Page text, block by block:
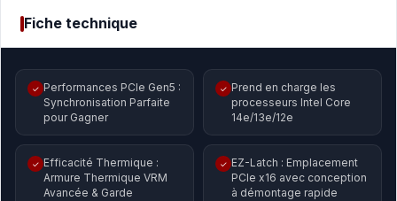
Fiche technique
✓ Performances PCIe Gen5 :
Synchronisation Parfaite
pour Gagner
✓ Prend en charge les
processeurs Intel Core
14e/13e/12e
✓ Efficacité Thermique :
Armure Thermique VRM
Avancée & Garde
✓ EZ-Latch : Emplacement
PCIe x16 avec conception
à démontage rapide